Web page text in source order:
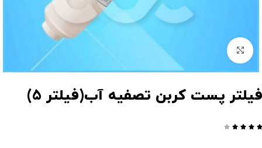
برای بزرگنمایی کلیک کنید
پست کربن تصفیه آب(فیلتر 5)



